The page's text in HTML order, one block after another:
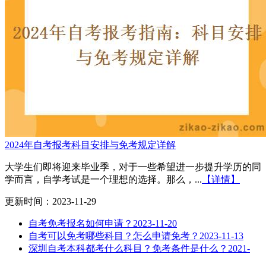
2024年自考报考科目安排与免考规定详解
大学生们即将迎来毕业季，对于一些希望进一步提升学历的同
学而言，自学考试是一个理想的选择。那么，... 【详情】
更新时间：2023-11-29
自考免考报名如何申请？ 2023-11-20
自考可以免考哪些科目？怎么申请免考？ 2023-11-13
深圳自考本科都考什么科目？免考条件是什么？ 2021-